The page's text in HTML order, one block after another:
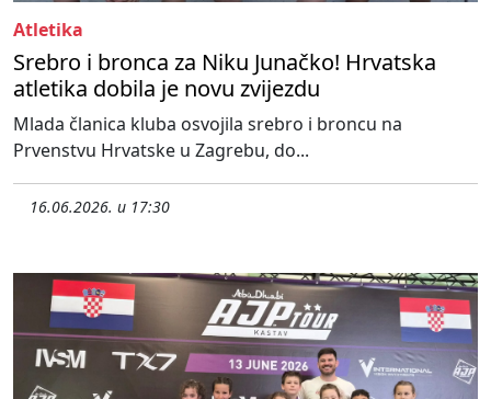
Atletika
Srebro i bronca za Niku Junačko! Hrvatska
atletika dobila je novu zvijezdu
Mlada članica kluba osvojila srebro i broncu na
Prvenstvu Hrvatske u Zagrebu, do...
16.06.2026. u 17:30